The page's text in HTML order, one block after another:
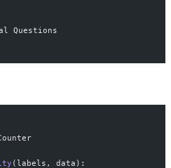
Questions
(labels, data):